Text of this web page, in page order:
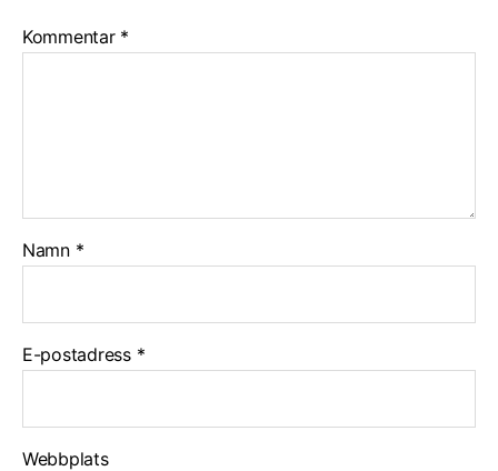
Kommentar *
Namn *
E-postadress *
Webbplats